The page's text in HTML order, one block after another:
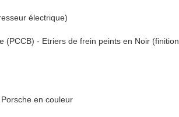
électrique)
(PCCB) - Etriers de frein peints en Noir (finition
en couleur